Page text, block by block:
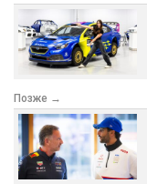
Позже →